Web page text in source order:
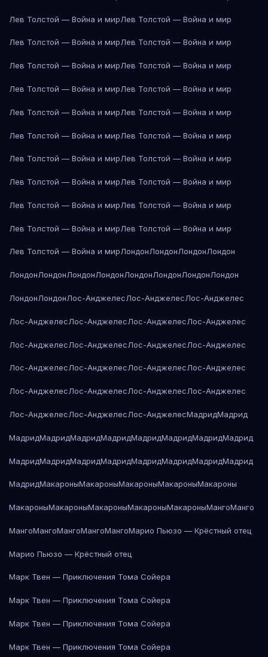
Лев Толстой — Война и мирЛев Толстой — Война и мир
Лев Толстой — Война и мирЛев Толстой — Война и мир
Лев Толстой — Война и мирЛев Толстой — Война и мир
Лев Толстой — Война и мирЛев Толстой — Война и мир
Лев Толстой — Война и мирЛев Толстой — Война и мир
Лев Толстой — Война и мирЛев Толстой — Война и мир
Лев Толстой — Война и мирЛев Толстой — Война и мир
Лев Толстой — Война и мирЛев Толстой — Война и мир
Лев Толстой — Война и мирЛев Толстой — Война и мир
Лев Толстой — Война и мирЛев Толстой — Война и мир
Лев Толстой — Война и мирЛондонЛондонЛондонЛондон
ЛондонЛондонЛондонЛондонЛондонЛондонЛондонЛондон
ЛондонЛондонЛос-АнджелесЛос-АнджелесЛос-Анджелес
Лос-АнджелесЛос-АнджелесЛос-АнджелесЛос-Анджелес
Лос-АнджелесЛос-АнджелесЛос-АнджелесЛос-Анджелес
Лос-АнджелесЛос-АнджелесЛос-АнджелесЛос-Анджелес
Лос-АнджелесЛос-АнджелесЛос-АнджелесЛос-Анджелес
Лос-АнджелесЛос-АнджелесЛос-АнджелесМадридМадрид
МадридМадридМадридМадридМадридМадридМадридМадрид
МадридМадридМадридМадридМадридМадридМадридМадрид
МадридМакароныМакароныМакароныМакароныМакароны
МакароныМакароныМакароныМакароныМакароныМангоМанго
МангоМангоМангоМангоМангоМарио Пьюзо — Крёстный отец
Марио Пьюзо — Крёстный отец
Марк Твен — Приключения Тома Сойера
Марк Твен — Приключения Тома Сойера
Марк Твен — Приключения Тома Сойера
Марк Твен — Приключения Тома Сойера